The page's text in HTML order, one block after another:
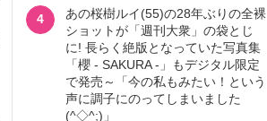
4
あの桜樹ルイ(55)の28年ぶりの全裸
ショットが「週刊大衆」の袋とじ
に! 長らく絶版となっていた写真集
「櫻 - SAKURA -」もデジタル限定
で発売～「今の私もみたい！という
声に調子にのってしまいました
(^◇^;)」